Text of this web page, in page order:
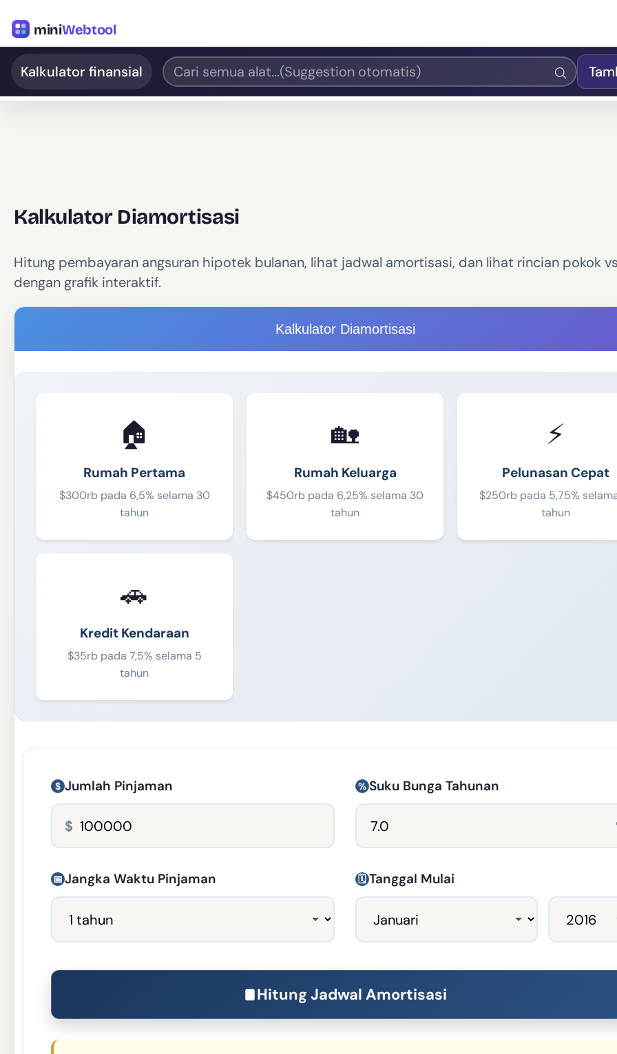
miniWebtool
Kalkulator finansial
Kalkulator Diamortisasi
Hitung pembayaran angsuran hipotek bulanan, lihat jadwal amortisasi, dan lihat rincian pokok
dengan grafik interaktif.
Kalkulator Diamortisasi
🏠
Rumah Pertama
$300rb pada 6,5% selama 30
tahun
🏡
Rumah Keluarga
$450rb pada 6,25% selama 30
tahun
⚡
Pelunasan Cepat
$250rb pada 5,75%
tahun
🚗
Kredit Kendaraan
$35rb pada 7,5% selama 5
tahun
$ Jumlah Pinjaman
$
% Suku Bunga Tahunan
📅 Jangka Waktu Pinjaman 🗓 Tanggal Mulai
Hitung Jadwal Amortisasi